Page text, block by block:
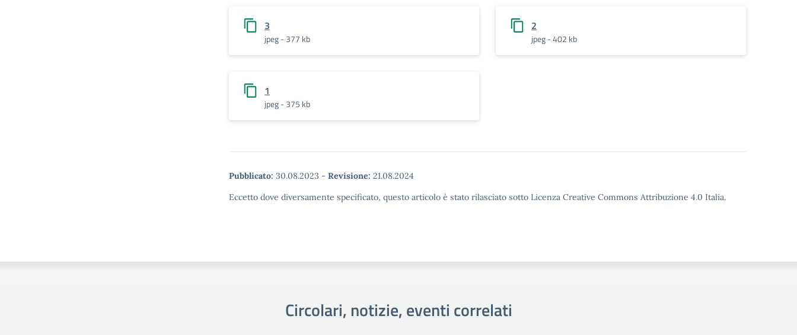
3
jpeg - 377 kb
2
jpeg - 402 kb
1
jpeg - 375 kb
Pubblicato: 30.08.2023 - Revisione: 21.08.2024
Eccetto dove diversamente specificato, questo articolo è stato rilasciato sotto Licenza Creative Commons Attribuzione 4.0 Italia.
Circolari, notizie, eventi correlati